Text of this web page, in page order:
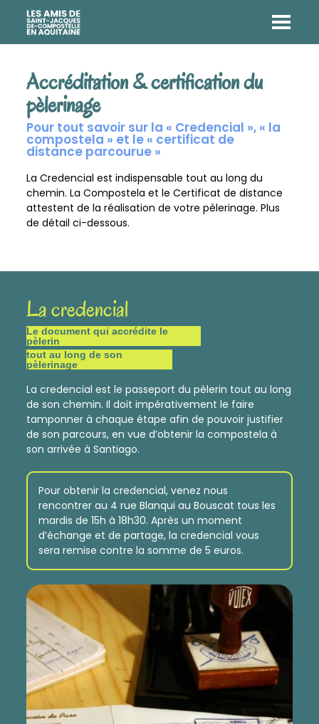
Accréditation & certification du
pèlerinage
Pour tout savoir sur la « Credencial », « la
compostela » et le « certificat de
distance parcourue »
La Credencial est indispensable tout au long du
chemin. La Compostela et le Certificat de distance
attestent de la réalisation de votre pèlerinage. Plus
de détail ci-dessous.
La credencial
Le document qui accrédite le
pèlerin
tout au long de son
pèlerinage
La credencial est le passeport du pèlerin tout au long
de son chemin. Il doit impérativement le faire
tamponner à chaque étape afin de pouvoir justifier
de son parcours, en vue d’obtenir la compostela à
son arrivée à Santiago.
Pour obtenir la credencial, venez nous
rencontrer au 4 rue Blanqui au Bouscat tous les
mardis de 15h à 18h30. Après un moment
d’échange et de partage, la credencial vous
sera remise contre la somme de 5 euros.